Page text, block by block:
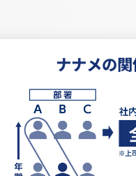
ナナメの